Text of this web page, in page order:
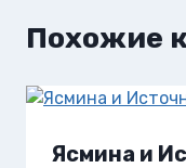
Похожие
Ясмина и